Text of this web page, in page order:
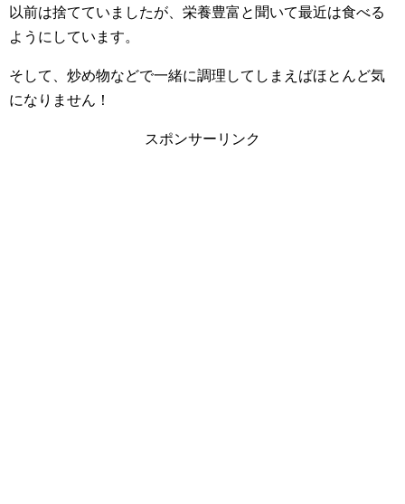
以前は捨てていましたが、栄養豊富と聞いて最近は食べる
ようにしています。
そして、炒め物などで一緒に調理してしまえばほとんど気
になりません！
スポンサーリンク